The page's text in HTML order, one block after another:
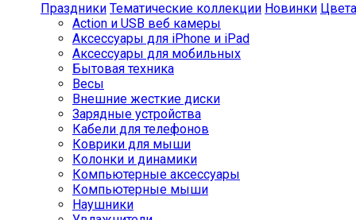
Праздники Тематические коллекции Новинки Цвета
Action и USB веб камеры
Аксессуары для iPhone и iPad
Аксессуары для мобильных
Бытовая техника
Весы
Внешние жесткие диски
Зарядные устройства
Кабели для телефонов
Коврики для мыши
Колонки и динамики
Компьютерные аксессуары
Компьютерные мыши
Наушники